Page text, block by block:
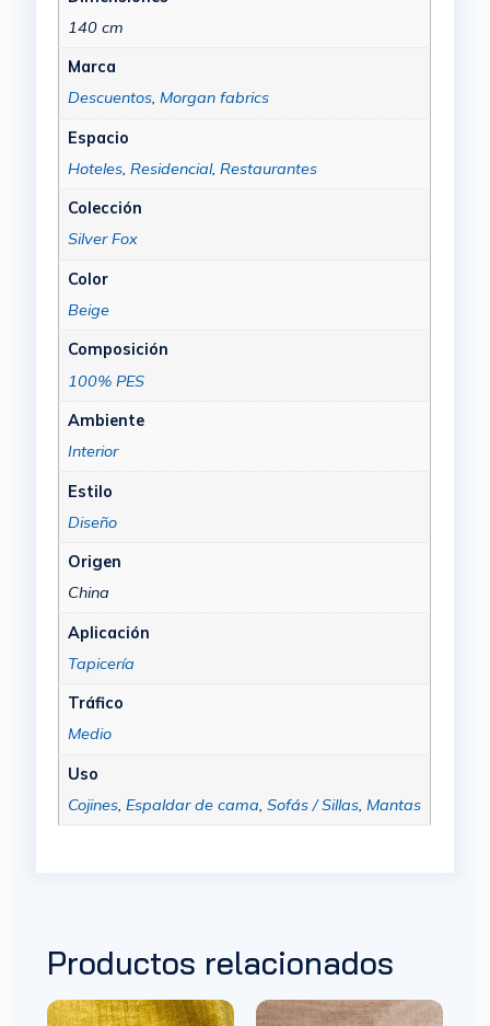
140 cm
Marca
Descuentos, Morgan fabrics
Espacio
Hoteles, Residencial, Restaurantes
Colección
Silver Fox
Color
Beige
Composición
100% PES
Ambiente
Interior
Estilo
Diseño
Origen
China
Aplicación
Tapicería
Tráfico
Medio
Uso
Cojines, Espaldar de cama, Sofás / Sillas, Mantas
Productos relacionados